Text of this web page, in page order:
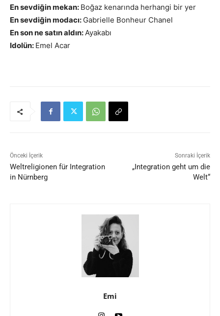
En sevdiğin mekan: Boğaz kenarında herhangi bir yer
En sevdiğin modacı: Gabrielle Bonheur Chanel
En son ne satın aldın:Ayakabı
Idolün: Emel Acar
Önceki İçerik
Weltreligionen für Integration
in Nürnberg
Sonraki İçerik
„Integration geht um die
Welt“
Emi